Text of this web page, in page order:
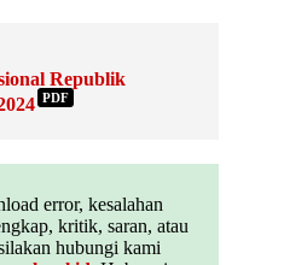
Republik
PDF
error, kesalahan
kritik, saran, atau
hubungi kami